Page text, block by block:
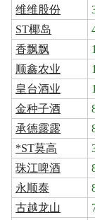
维维股份
ST椰岛
香飘飘
顺鑫农业
皇台酒业
金种子酒
承德露露
*ST莫高
珠江啤酒
永顺泰
古越龙山